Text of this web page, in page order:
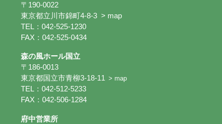
〒190-0022
東京都立川市錦町4-8-3 > map
TEL：042-525-1230
FAX：042-525-0434
森の風ホール国立
〒186-0013
東京都国立市青柳3-18-11
> map
TEL：042-512-5233
FAX：042-506-1284
府中営業所